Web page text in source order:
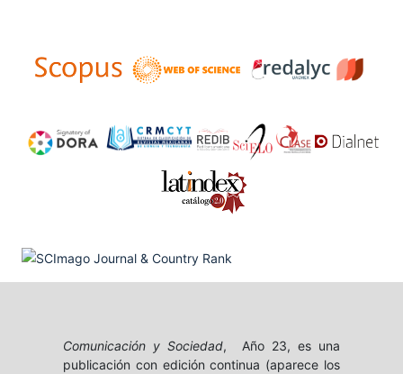
Comunicación y Sociedad, Año 23, es una
publicación con edición continua (aparece los